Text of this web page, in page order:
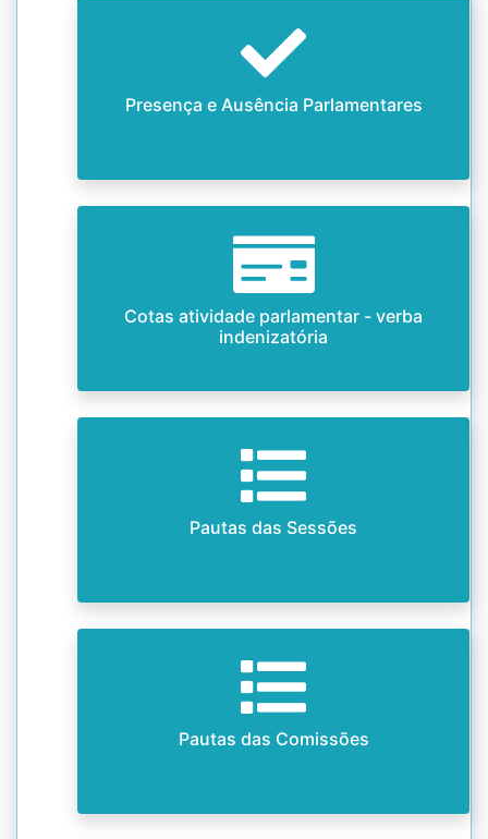
Presença e Ausência Parlamentares
Cotas atividade parlamentar - verba
indenizatória
Pautas das Sessões
Pautas das Comissões